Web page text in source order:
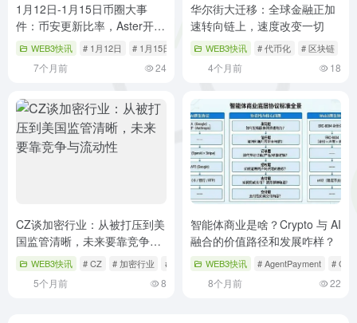
1月12日-1月15日币圈大事
件：币安更新比率，Aster开放
空投查询
WEB3快讯 # 1月12日 # 1月15日 # Aster
7个月前 24
华尔街大迁移：全球金融正加
速转向链上，速度改变一切
WEB3快讯 # 代币化 # 区块链
4个月前 18
CZ谈加密行业：从被打压到美
国监管清晰，未来要靠竞争与
流动性
WEB3快讯 # CZ # 加密行业 # 媒体叙事
5个月前 8
智能体商业是啥？Crypto 与 AI
融合的价值路径和发展咋样？
WEB3快讯 # AgentPayment #
8个月前 22